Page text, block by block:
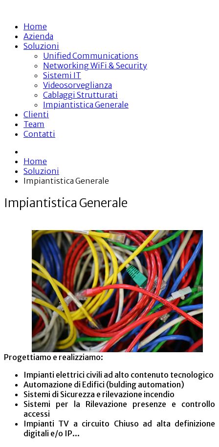
Home
Azienda
Soluzioni
Unified Communications
Networking WiFi & Security
Sistemi IT
Videosorveglianza
Cablaggi Strutturati
Impiantistica Generale
Clienti
Team
Contatti
Home
Soluzioni
Impiantistica Generale
Impiantistica Generale
Progettiamo e realizziamo:
Impianti elettrici civili ad alto contenuto tecnologico
Automazione di Edifici (bulding automation)
Sistemi di Sicurezza e rilevazione incendio
Sistemi per la Rilevazione presenze e controllo
accessi
Impianti TV a circuito Chiuso ad alta definizione
digitali e/o IP...